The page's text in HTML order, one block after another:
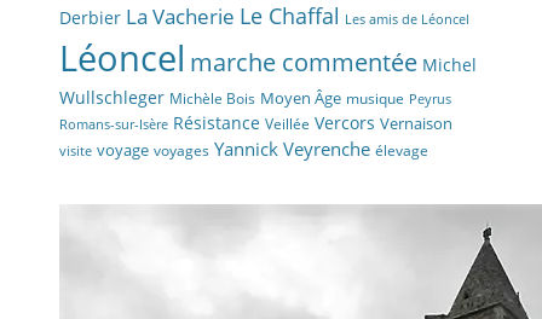
Derbier La Vacherie Le Chaffal Les amis de Léoncel
Léoncel marche commentée Michel
Wullschleger Michèle Bois Moyen Âge musique Peyrus
Romans-sur-Isère Résistance Veillée Vercors Vernaison
visite voyage voyages Yannick Veyrenche élevage